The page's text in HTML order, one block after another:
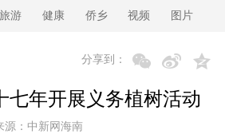
旅游 健康 侨乡 视频 图片
分享到：
七年开展义务植树活动
： 中新网海南